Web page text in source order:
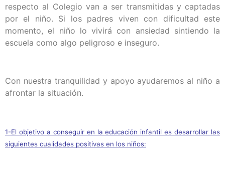
respecto al Colegio van a ser transmitidas y captadas
por el niño. Si los padres viven con dificultad este
momento, el niño lo vivirá con ansiedad sintiendo la
escuela como algo peligroso e inseguro.
Con nuestra tranquilidad y apoyo ayudaremos al niño a
afrontar la situación.
1-El objetivo a conseguir en la educación infantil es desarrollar las
siguientes cualidades positivas en los niños: